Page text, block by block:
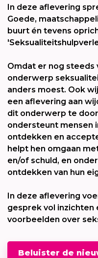
In deze aflevering
Goede,
buurt én tevens
Omdat er nog
onderwerp
anders moest. Ook
een aflevering aan
dit onderwerp te
ondersteunt mensen
ontdekken en
helpt hen omgaan
en/of schuld, en
ontdekken van hun
In deze aflevering
gesprek vol inzichten
voorbeelden over
Beluister de